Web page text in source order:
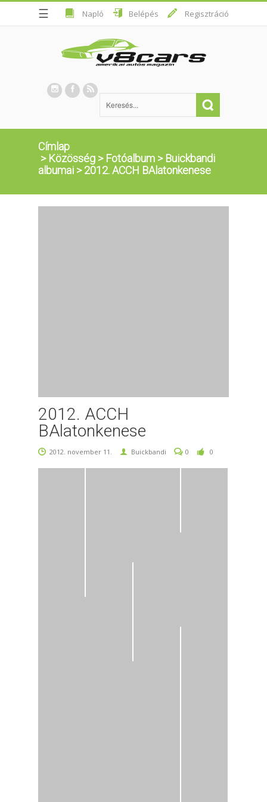
☰ Napló Belépés Regisztráció
Címlap
> Közösség > Fotóalbum > Buickbandi
albumai >2012. ACCH BAlatonkenese
2012. ACCH
BAlatonkenese
2012. november 11. Buickbandi 0 0